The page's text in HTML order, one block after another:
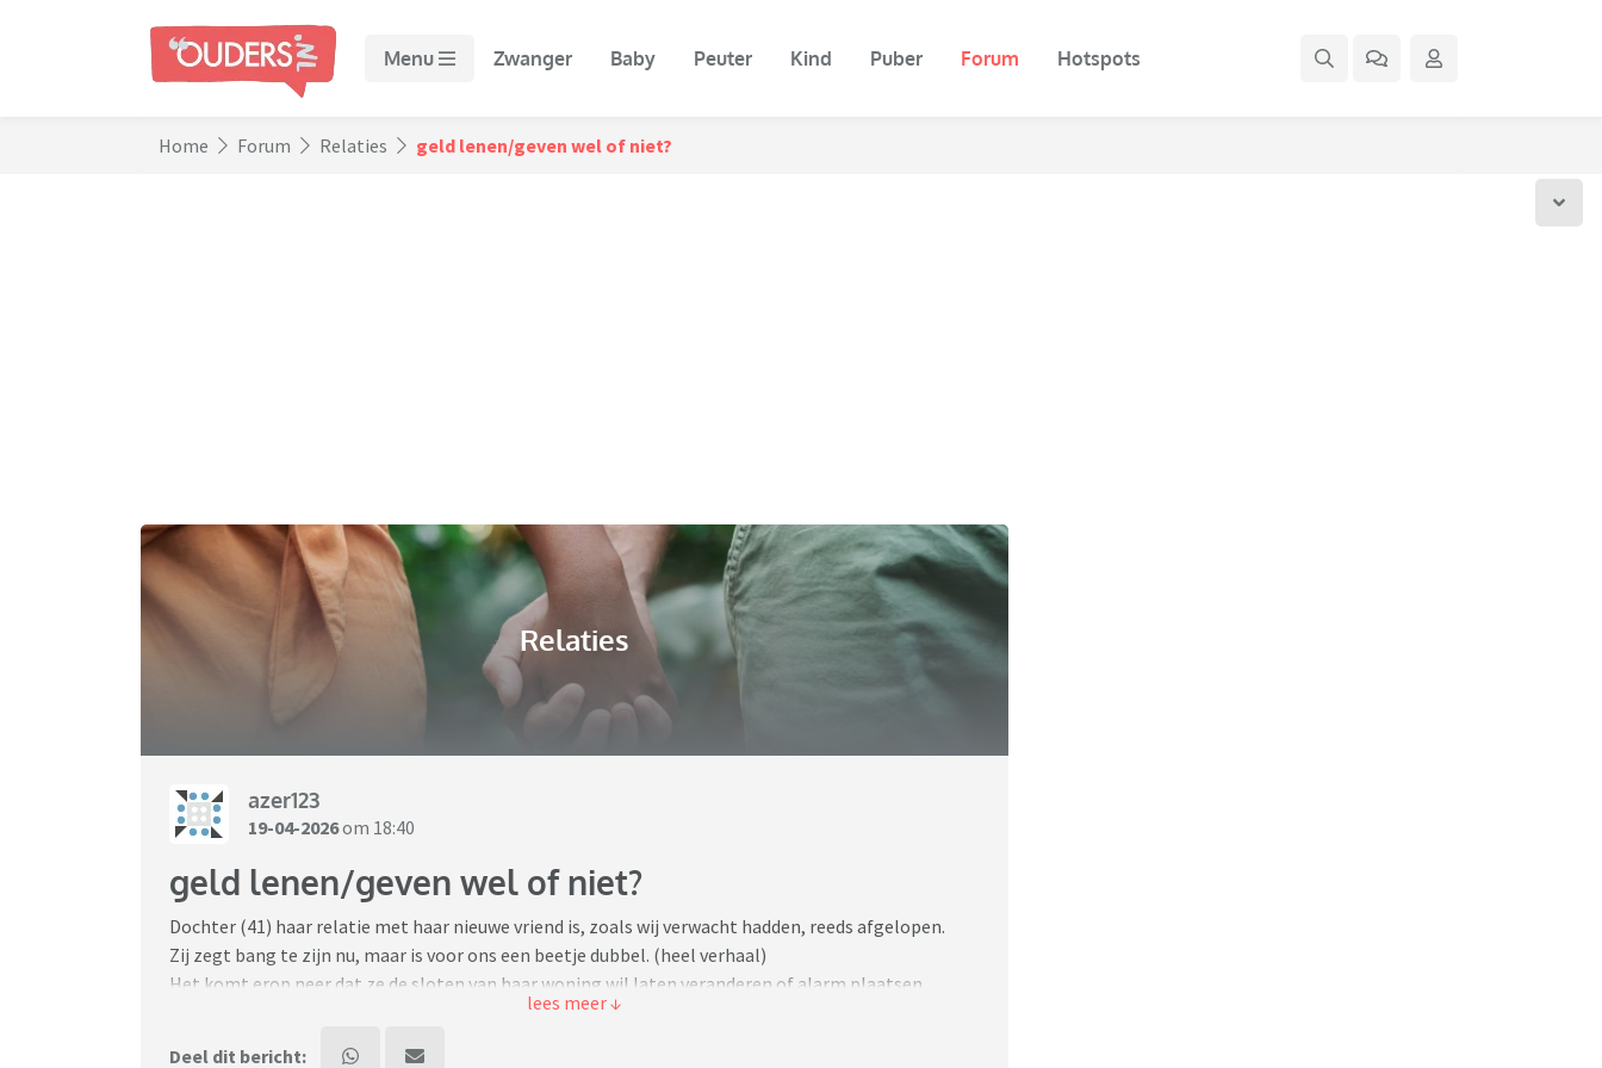
Menu Zwanger Baby Peuter Kind Puber Forum Hotspots
Home Forum Relaties geld lenen/geven wel of niet?
Relaties
azer123
19-04-2026om 18:40
geld lenen/geven wel of niet?
Dochter (41) haar relatie met haar nieuwe vriend is, zoals wij verwacht hadden, reeds afgelopen.
Zij zegt bang te zijn nu, maar is voor ons een beetje dubbel. (heel verhaal)
Het komt erop neer dat ze de sloten van haar woning wil laten veranderen of alarm plaatsen
Deel dit bericht: